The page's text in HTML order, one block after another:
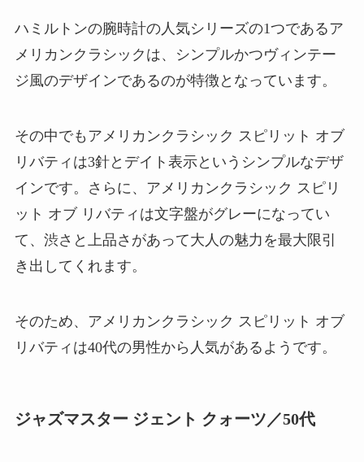
ハミルトンの腕時計の人気シリーズの1つであるア
メリカンクラシックは、シンプルかつヴィンテー
ジ風のデザインであるのが特徴となっています。
その中でもアメリカンクラシック スピリット オブ
リバティは3針とデイト表示というシンプルなデザ
インです。さらに、アメリカンクラシック スピリ
ット オブ リバティは文字盤がグレーになってい
て、渋さと上品さがあって大人の魅力を最大限引
き出してくれます。
そのため、アメリカンクラシック スピリット オブ
リバティは40代の男性から人気があるようです。
ジャズマスター ジェント クォーツ／50代